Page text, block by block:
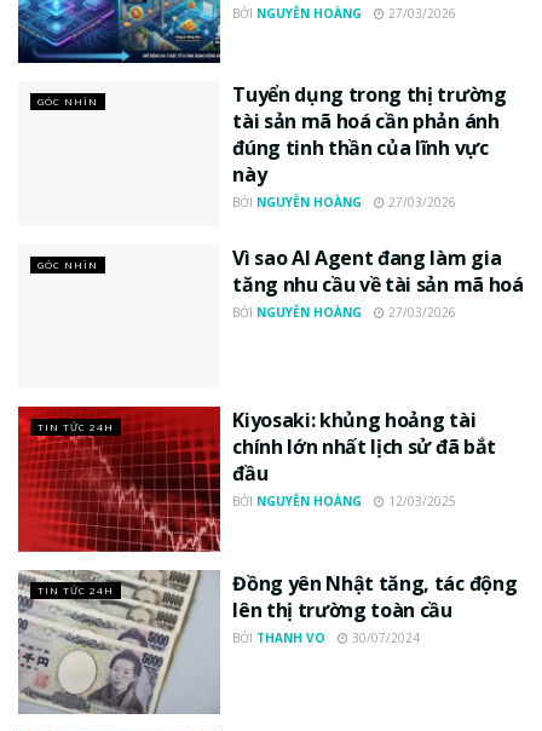
BỞI NGUYỄN HOÀNG 27/03/2026
GÓC NHÌN
Tuyển dụng trong thị trường
tài sản mã hoá cần phản ánh
đúng tinh thần của lĩnh vực
này
BỞI NGUYỄN HOÀNG 27/03/2026
GÓC NHÌN
Vì sao AI Agent đang làm gia
tăng nhu cầu về tài sản mã hoá
BỞI NGUYỄN HOÀNG 27/03/2026
TIN TỨC 24H
Kiyosaki: khủng hoảng tài
chính lớn nhất lịch sử đã bắt
đầu
BỞI NGUYỄN HOÀNG 12/03/2025
TIN TỨC 24H
Đồng yên Nhật tăng, tác động
lên thị trường toàn cầu
BỞI THANH VO 30/07/2024